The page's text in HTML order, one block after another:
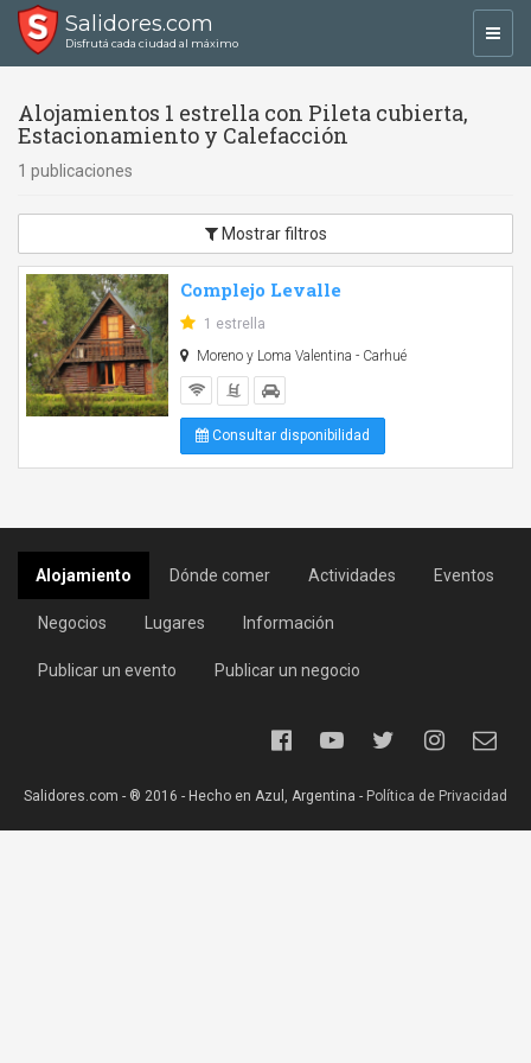
Salidores.com
Disfrutá cada ciudad al máximo
Alojamientos 1 estrella con Pileta cubierta,
Estacionamiento y Calefacción
1 publicaciones
Mostrar filtros
Complejo Levalle
1 estrella
Moreno y Loma Valentina - Carhué
Consultar disponibilidad
Alojamiento Dónde comer Actividades Eventos
Negocios Lugares Información
Publicar un evento Publicar un negocio
Salidores.com - ® 2016 - Hecho en Azul, Argentina - Política de Privacidad